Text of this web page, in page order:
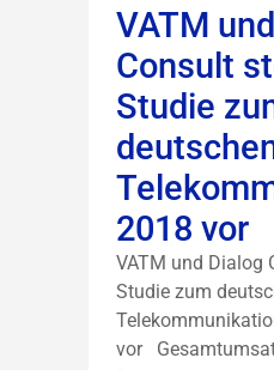
VATM
Consult
Studie
2018 vor
VATM und Dialog
Studie zum
vor